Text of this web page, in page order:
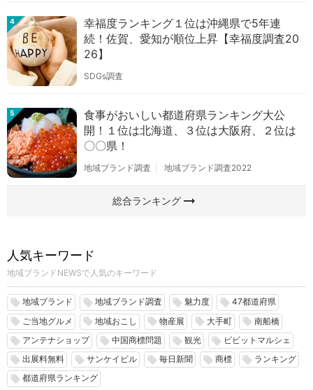
4
幸福度ランキング１位は沖縄県で5年連
続！佐賀、愛知が順位上昇【幸福度調査20
26】
SDGs調査
5
食事がおいしい都道府県ランキング大公
開！１位は北海道、３位は大阪府、２位は
〇〇県！
地域ブランド調査 地域ブランド調査2022
総合ランキングarrow_right_alt
人気キーワード
地域ブランドNEWSで人気のキーワード
local_offer 地域ブランド local_offer 地域ブランド調査 local_offer 魅力度 local_offer 47都道府県
local_offer ご当地グルメ local_offer 地域おこし local_offer 物産展 local_offer 大手町 local_offer 南船橋
local_offer アンテナショップ local_offer 中国商標問題 local_offer 観光 local_offer ビビットマルシェ
local_offer 出展料無料 local_offer サンケイビル local_offer 毎日新聞 local_offer 商標 local_offer ランキング
local_offer 都道府県ランキング